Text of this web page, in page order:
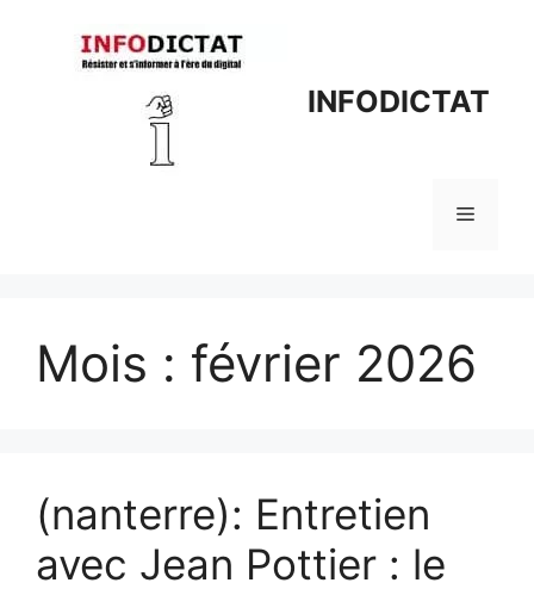
INFODICTAT
Menu
Mois : février 2026
(nanterre): Entretien
avec Jean Pottier : le